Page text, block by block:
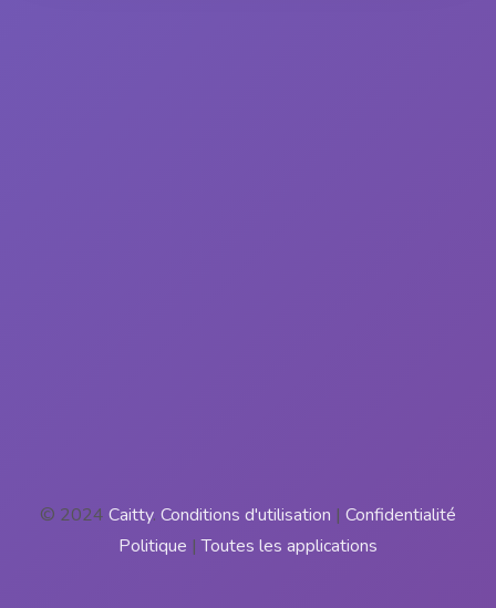
© 2024 Caitty. Conditions d'utilisation | Confidentialité
Politique |Toutes les applications